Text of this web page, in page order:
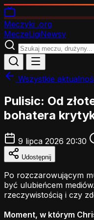
Meczyki .org
MeczeLigiNewsy
Wszystkie
Pulisic: Od
bohatera
9 lipca 2026 20:30
Udostępnij
Po rozczarowującym
być ulubieńcem
rzeczywistością i czy
Moment, w którym